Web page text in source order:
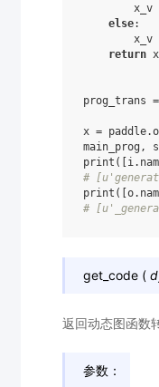
x_v
else:
x_v
return
prog_trans =
x = paddle.
main_prog ,
print ([i .
#
print ([o.
#
get_code (
返回动态图函数
参数：